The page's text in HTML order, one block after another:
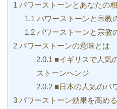
1 パワーストーンとあなたの
1.1 パワーストーンと宗教
1.2パワーストーンと宗教
2 パワーストーンの意味とは
2.0.1 ■イギリスで人気
ストーンヘンジ
2.0.2■日本の人気のパ
3 パワーストーン効果を高め